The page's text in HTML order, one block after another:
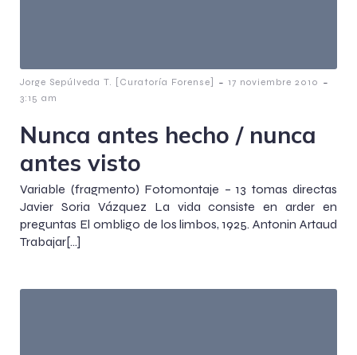
Jorge Sepúlveda T. [Curatoría Forense] - 17 noviembre 2010 -
3:15 am
Nunca antes hecho / nunca
antes visto
Variable (fragmento) Fotomontaje – 13 tomas directas
Javier Soria Vázquez La vida consiste en arder en
preguntas El ombligo de los limbos, 1925. Antonin Artaud
Trabajar[…]